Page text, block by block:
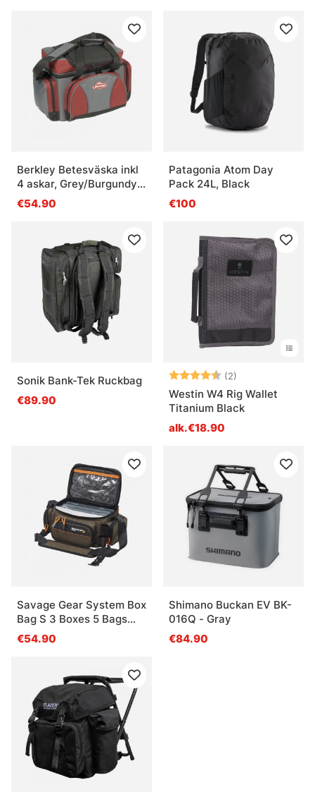
Berkley Betesväska inkl
4 askar, Grey/Burgundy
Red
€54.90
Patagonia Atom Day
Pack 24L, Black
€100
Sonik Bank-Tek Ruckbag
€89.90
Arvio: (2)
Westin W4 Rig Wallet
Titanium Black
alk.€18.90
Savage Gear System Box
Bag S 3 Boxes 5 Bags
15x36x23cm 5.5L
€54.90
Shimano Buckan EV BK-
016Q - Gray
€84.90